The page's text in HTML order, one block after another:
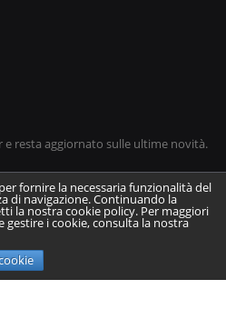
e resta aggiornato sulle ultime novità.
fornire la necessaria funzionalità del
di navigazione. Continuando la
la nostra cookie policy. Per maggiori
gestire i cookie, consulta la nostra